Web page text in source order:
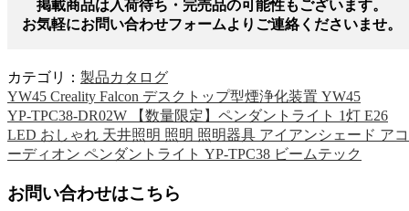
掲載商品は入荷待ち・完売品の可能性もございます。
お気軽にお問い合わせフォームよりご連絡くださいませ。
カテゴリ： 製品カタログ
YW45 Creality Falcon デスクトップ型煙浄化装置 YW45
YP-TPC38-DR02W 【数量限定】ペンダントライト 1灯 E26
LED おしゃれ 天井照明 照明 照明器具 アイアンシェード アコ
ーディオン ペンダントライト YP-TPC38 ビームテック
お問い合わせはこちら